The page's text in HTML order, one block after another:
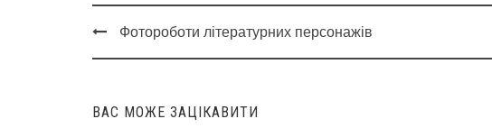
Post
Фотороботи літературних персонажів
ВАС МОЖЕ ЗАЦІКАВИТИ